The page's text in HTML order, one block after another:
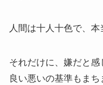
人間は十人十色で、本
それだけに、嫌だと感
良い悪いの基準もまち